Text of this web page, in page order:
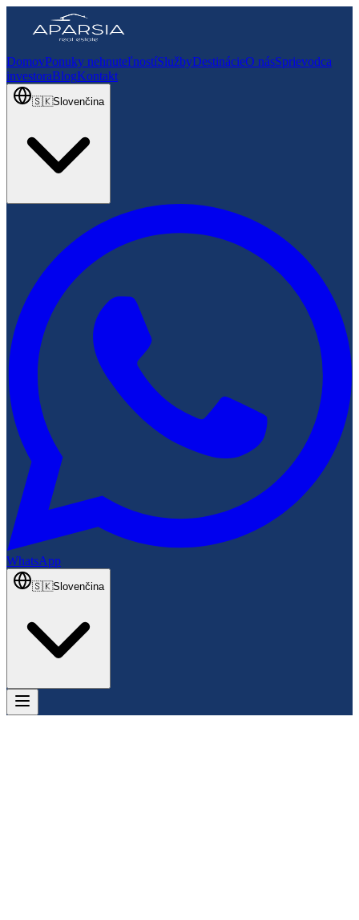
DomovPonuky nehnuteľnostíSlužbyDestinácieO násSprievodca
investoraBlogKontakt
🇸🇰Slovenčina
WhatsApp
🇸🇰Slovenčina